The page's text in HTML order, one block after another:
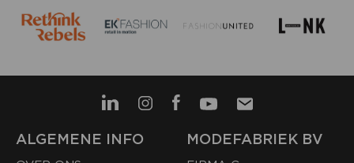
ALGEMENE INFO MODEFABRIEK BV